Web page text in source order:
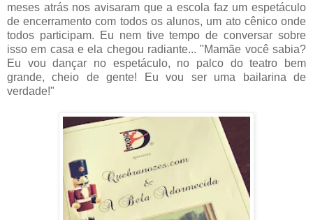
meses atrás nos avisaram que a escola faz um espetáculo
de encerramento com todos os alunos, um ato cênico onde
todos participam. Eu nem tive tempo de conversar sobre
isso em casa e ela chegou radiante... "Mamãe você sabia?
Eu vou dançar no espetáculo, no palco do teatro bem
grande, cheio de gente! Eu vou ser uma bailarina de
verdade!"